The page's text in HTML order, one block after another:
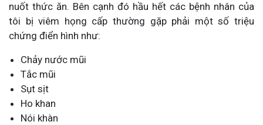
nuốt thức ăn. Bên cạnh đó hầu hết các bệnh nhân của
tôi bị viêm họng cấp thường gặp phải một số triệu
chứng điển hình như:
Chảy nước mũi
Tắc mũi
Sụt sịt
Ho khan
Nói khàn